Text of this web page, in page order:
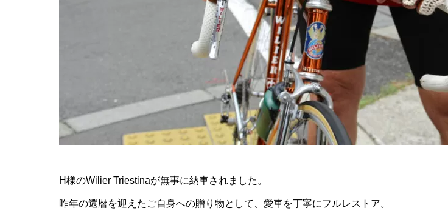
H様のWilier Triestinaが無事に納車されました。
昨年の還暦を迎えたご自身への贈り物として、愛車を丁寧にフルレストア。